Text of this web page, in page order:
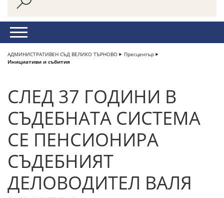
АДМИНИСТРАТИВЕН СЪД ВЕЛИКО ТЪРНОВО
Пресцентър
Инициативи и събития
СЛЕД 37 ГОДИНИ В
СЪДЕБНАТА СИСТЕМА
СЕ ПЕНСИОНИРА
СЪДЕБНИЯТ
ДЕЛОВОДИТЕЛ ВАЛЯ